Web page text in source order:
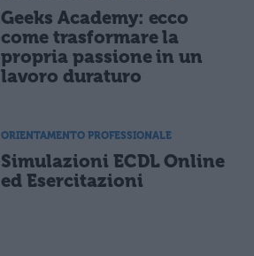
Geeks Academy: ecco
come trasformare la
propria passione in un
lavoro duraturo
ORIENTAMENTO PROFESSIONALE
Simulazioni ECDL Online
ed Esercitazioni